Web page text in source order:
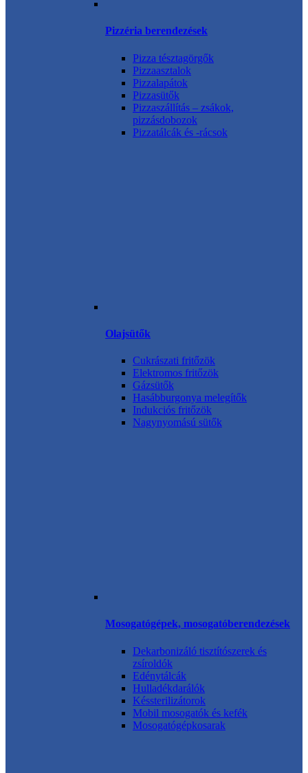
Pizzéria berendezések
Pizza tésztagörgők
Pizzaasztalok
Pizzalapátok
Pizzasütők
Pizzaszállítás – zsákok,
pizzásdobozok
Pizzatálcák és -rácsok
Olajsütők
Cukrászati fritőzök
Elektromos fritőzök
Gázsütők
Hasábburgonya melegítők
Indukciós fritőzök
Nagynyomású sütők
Mosogatógépek, mosogatóberendezések
Dekarbonizáló tisztítószerek és
zsíroldók
Edénytálcák
Hulladékdarálók
Késsterilizátorok
Mobil mosogatók és kefék
Mosogatógépkosarak